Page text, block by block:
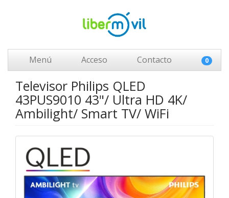
Menú Acceso Contacto 0
Televisor Philips QLED
43PUS9010 43"/ Ultra HD 4K/
Ambilight/ Smart TV/ WiFi